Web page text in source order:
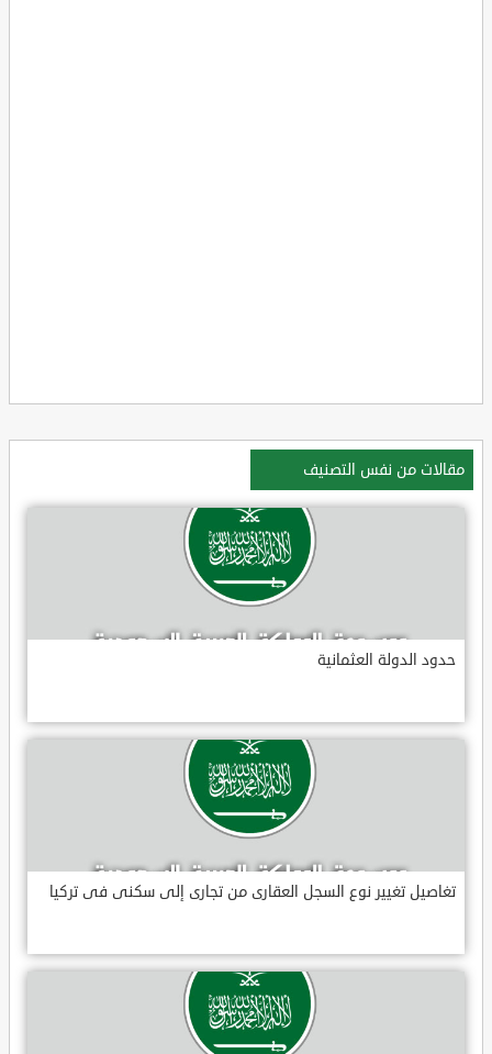
مقالات من نفس التصنيف
حدود الدولة العثمانية
تغاصيل تغيير نوع السجل العقارى من تجارى إلى سكنى فى تركيا